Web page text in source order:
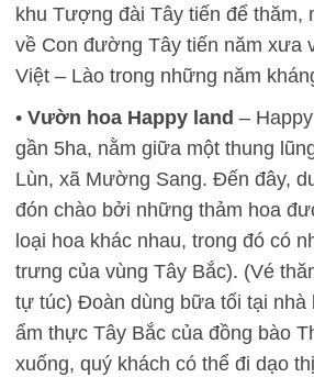
khu Tượng đài Tây tiến để thăm,
về Con đường Tây tiến năm xưa
Việt – Lào trong những năm
• Vườn hoa Happy land –
gần 5ha, nằm giữa một thung
Lùn, xã Mường Sang. Đến đây,
đón chào bởi những thảm hoa
loại hoa khác nhau, trong đó có
trưng của vùng Tây Bắc). (Vé
tự túc) Đoàn dùng bữa tối tại
ẩm thực Tây Bắc của đồng bào
xuống, quý khách có thể đi dạo